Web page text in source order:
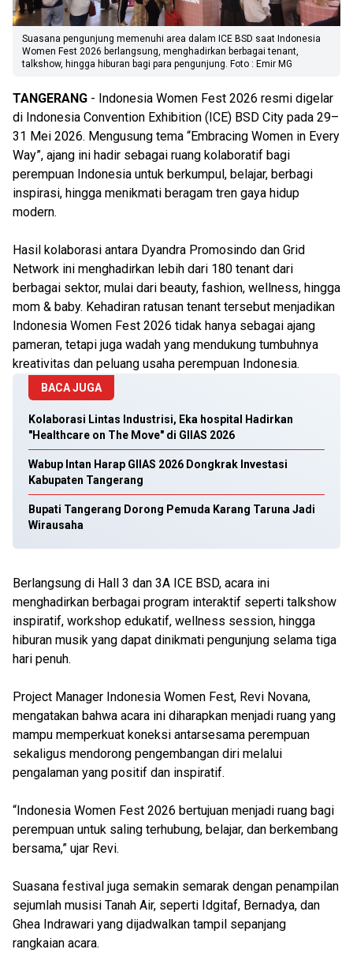
Suasana pengunjung memenuhi area dalam ICE BSD saat Indonesia
Women Fest 2026 berlangsung, menghadirkan berbagai tenant,
talkshow, hingga hiburan bagi para pengunjung. Foto : Emir MG
TANGERANG - Indonesia Women Fest 2026 resmi digelar
di Indonesia Convention Exhibition (ICE) BSD City pada 29–
31 Mei 2026. Mengusung tema “Embracing Women in Every
Way”, ajang ini hadir sebagai ruang kolaboratif bagi
perempuan Indonesia untuk berkumpul, belajar, berbagi
inspirasi, hingga menikmati beragam tren gaya hidup
modern.
Hasil kolaborasi antara Dyandra Promosindo dan Grid
Network ini menghadirkan lebih dari 180 tenant dari
berbagai sektor, mulai dari beauty, fashion, wellness, hingga
mom & baby. Kehadiran ratusan tenant tersebut menjadikan
Indonesia Women Fest 2026 tidak hanya sebagai ajang
pameran, tetapi juga wadah yang mendukung tumbuhnya
kreativitas dan peluang usaha perempuan Indonesia.
BACA JUGA
Kolaborasi Lintas Industrisi, Eka hospital Hadirkan
"Healthcare on The Move" di GIIAS 2026
Wabup Intan Harap GIIAS 2026 Dongkrak Investasi
Kabupaten Tangerang
Bupati Tangerang Dorong Pemuda Karang Taruna Jadi
Wirausaha
Berlangsung di Hall 3 dan 3A ICE BSD, acara ini
menghadirkan berbagai program interaktif seperti talkshow
inspiratif, workshop edukatif, wellness session, hingga
hiburan musik yang dapat dinikmati pengunjung selama tiga
hari penuh.
Project Manager Indonesia Women Fest, Revi Novana,
mengatakan bahwa acara ini diharapkan menjadi ruang yang
mampu memperkuat koneksi antarsesama perempuan
sekaligus mendorong pengembangan diri melalui
pengalaman yang positif dan inspiratif.
“Indonesia Women Fest 2026 bertujuan menjadi ruang bagi
perempuan untuk saling terhubung, belajar, dan berkembang
bersama,” ujar Revi.
Suasana festival juga semakin semarak dengan penampilan
sejumlah musisi Tanah Air, seperti Idgitaf, Bernadya, dan
Ghea Indrawari yang dijadwalkan tampil sepanjang
rangkaian acara.